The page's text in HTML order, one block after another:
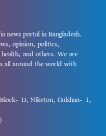
news portal in Bangladesh.
opinion, politics,
and others. We are
all around the world with
D, Niketon, Gulshan-1,